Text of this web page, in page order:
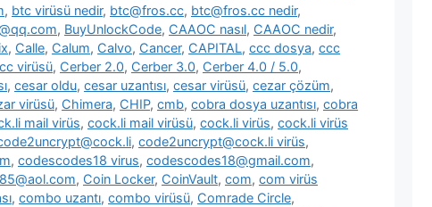
, btc virüsü nedir, btc@fros.cc, btc@fros.cc nedir,
, BuyUnlockCode, CAAOC nasıl, CAAOC nedir,
, Calle, Calum, Calvo, Cancer, CAPITAL, ccc dosya, ccc
virüsü, Cerber 2.0, Cerber 3.0, Cerber 4.0 / 5.0,
, cesar oldu, cesar uzantısı, cesar virüsü, cezar çözüm,
virüsü, Chimera, CHIP, cmb, cobra dosya uzantısı, cobra
mail virüs, cock.li mail virüsü, cock.li virüs, cock.li virüs
, code2uncrypt@cock.li virüs,
, codescodes18 virus, codescodes18@gmail.com,
, Coin Locker, CoinVault, com, com virüs
, combo uzantı, combo virüsü, Comrade Circle,